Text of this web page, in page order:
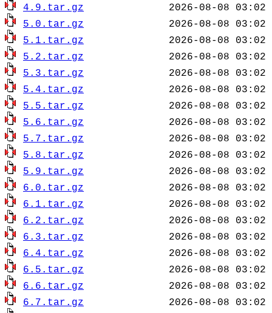
4.9.tar.gz
5.0.tar.gz
5.1.tar.gz
5.2.tar.gz
5.3.tar.gz
5.4.tar.gz
5.5.tar.gz
5.6.tar.gz
5.7.tar.gz
5.8.tar.gz
5.9.tar.gz
6.0.tar.gz
6.1.tar.gz
6.2.tar.gz
6.3.tar.gz
6.4.tar.gz
6.5.tar.gz
6.6.tar.gz
6.7.tar.gz